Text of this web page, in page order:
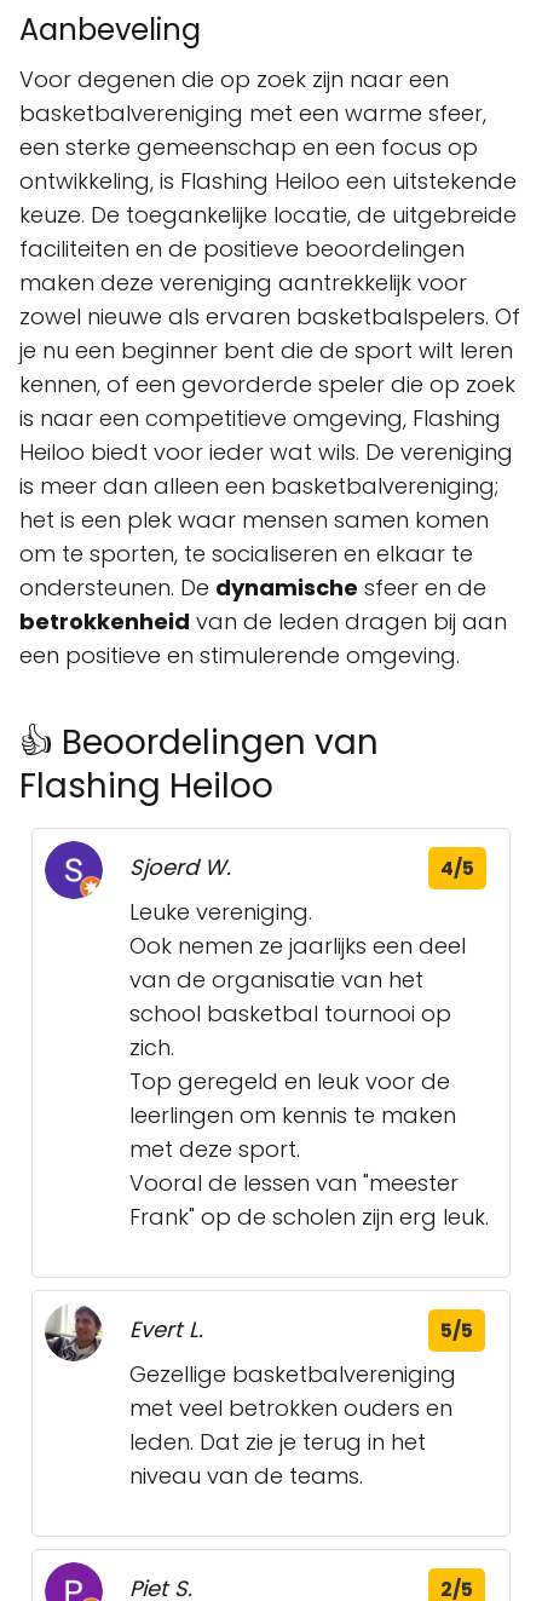
Aanbeveling
Voor degenen die op zoek zijn naar een
basketbalvereniging met een warme sfeer,
een sterke gemeenschap en een focus op
ontwikkeling, is Flashing Heiloo een uitstekende
keuze. De toegankelijke locatie, de uitgebreide
faciliteiten en de positieve beoordelingen
maken deze vereniging aantrekkelijk voor
zowel nieuwe als ervaren basketbalspelers. Of
je nu een beginner bent die de sport wilt leren
kennen, of een gevorderde speler die op zoek
is naar een competitieve omgeving, Flashing
Heiloo biedt voor ieder wat wils. De vereniging
is meer dan alleen een basketbalvereniging;
het is een plek waar mensen samen komen
om te sporten, te socialiseren en elkaar te
ondersteunen. De dynamische sfeer en de
betrokkenheid van de leden dragen bij aan
een positieve en stimulerende omgeving.
👍 Beoordelingen van
Flashing Heiloo
Sjoerd W. 4/5
Leuke vereniging.
Ook nemen ze jaarlijks een deel
van de organisatie van het
school basketbal tournooi op
zich.
Top geregeld en leuk voor de
leerlingen om kennis te maken
met deze sport.
Vooral de lessen van "meester
Frank" op de scholen zijn erg leuk.
Evert L. 5/5
Gezellige basketbalvereniging
met veel betrokken ouders en
leden. Dat zie je terug in het
niveau van de teams.
Piet S. 2/5